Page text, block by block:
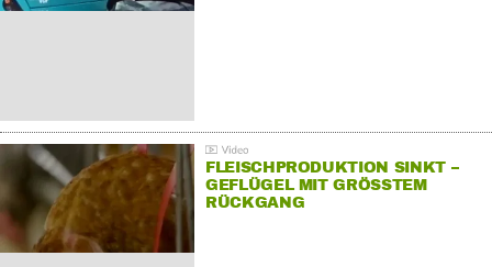
FLEISCHPRODUKTION SINKT –
GEFLÜGEL MIT GRÖSSTEM R
ÜCKGANG